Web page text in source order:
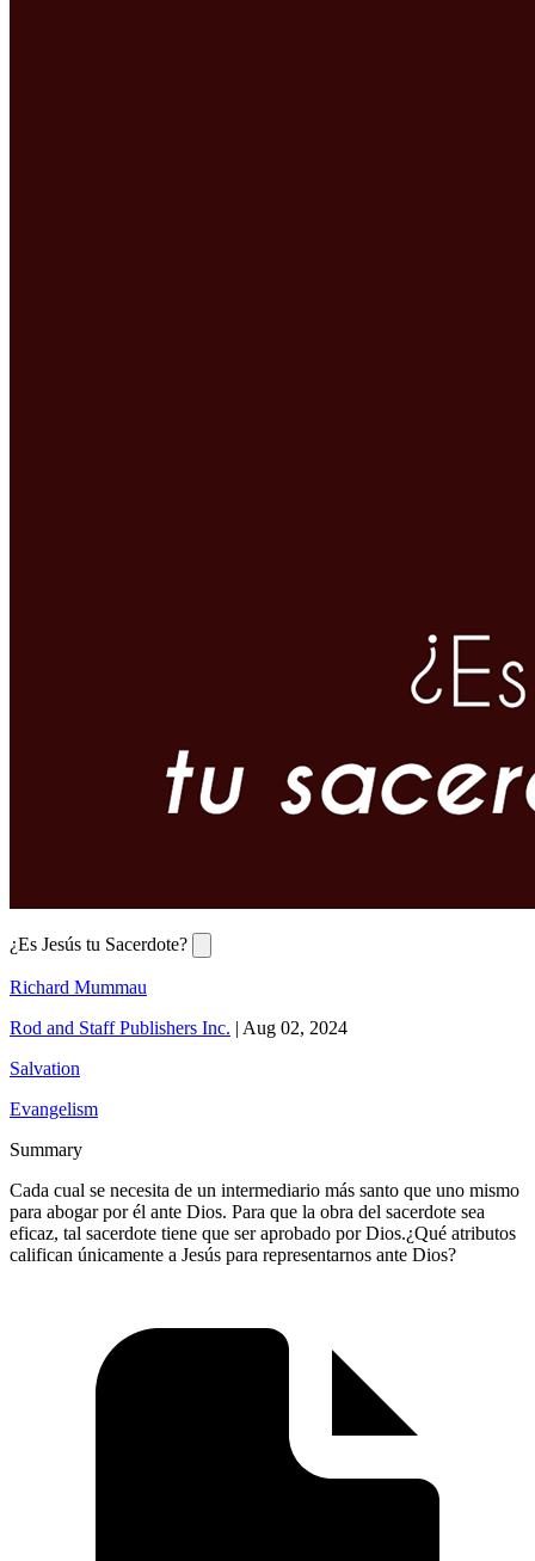
¿Es Jesús tu Sacerdote?
Richard Mummau
Rod and Staff Publishers Inc. | Aug 02, 2024
Salvation
Evangelism
Summary
Cada cual se necesita de un intermediario más santo que uno mismo
para abogar por él ante Dios. Para que la obra del sacerdote sea
eficaz, tal sacerdote tiene que ser aprobado por Dios.¿Qué atributos
califican únicamente a Jesús para representarnos ante Dios?